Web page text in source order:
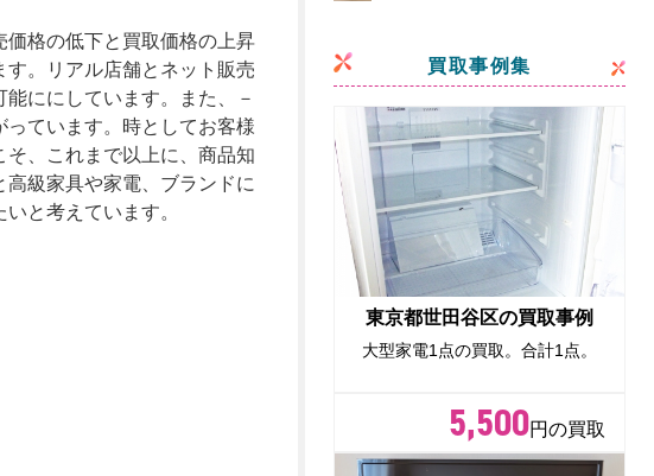
価格の低下と買取価格の上昇
。リアル店舗とネット販売
ににしています。また、－
ています。時としてお客様
、これまで以上に、商品知
級家具や家電、ブランドに
と考えています。
買取事例集
東京都世田谷区の買取事例
大型家電1点の買取。合計1点。
5,500円の買取